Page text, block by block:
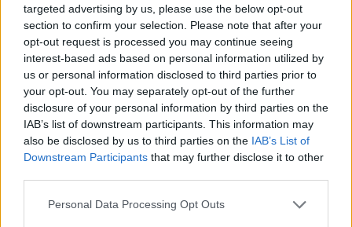
targeted advertising by us, please use the below opt-out
section to confirm your selection. Please note that after your
opt-out request is processed you may continue seeing
interest-based ads based on personal information utilized by
us or personal information disclosed to third parties prior to
your opt-out. You may separately opt-out of the further
disclosure of your personal information by third parties on the
IAB’s list of downstream participants. This information may
also be disclosed by us to third parties on the IAB’s List of
Downstream Participants that may further disclose it to other
Personal Data Processing Opt Outs
Soha nem látott krízis a Molnál: kiderült,
mennyi pénzt kaszáltak a történelmi leállás
negyedévének pénzügyi eredményeit.